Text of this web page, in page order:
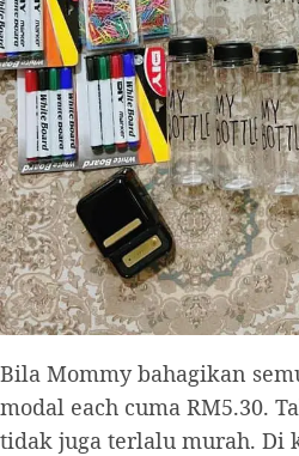
Bila Mommy bahagikan
modal each cuma RM5.30.
tidak juga terlalu murah. Di